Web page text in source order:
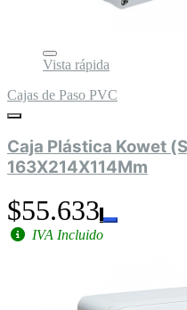
Vista rápida
Cajas de Paso PVC
Caja Plástica Kowet
163X214X114Mm
$55.633
IVA Incluido